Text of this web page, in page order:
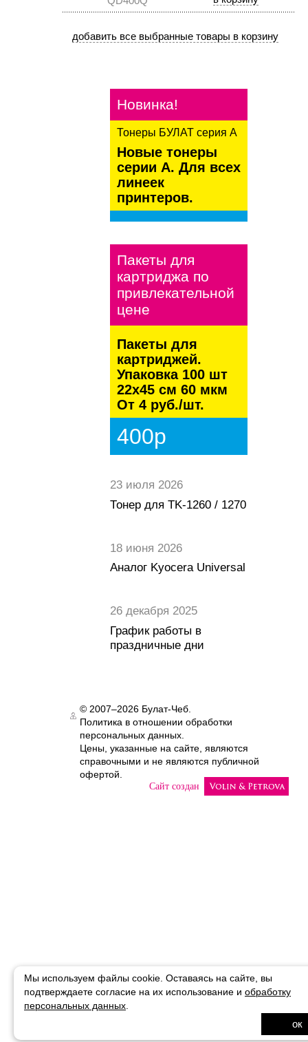
kaspersky
Новинка!
Тонеры БУЛАТ серия А
Новые тонеры
серии А. Для всех
линеек
принтеров.
Пакеты для
картриджа по
привлекательной
цене
Пакеты для
картриджей.
Упаковка 100 шт
22х45 см 60 мкм
От 4 руб./шт.
400р
23 июля 2026
Тонер для TK-1260 / 1270
18 июня 2026
Аналог Kyocera Universal
26 декабря 2025
График работы в
праздничные дни
Сайт создан
© 2007–2026 Булат-Чеб.
Политика в отношении обработки
персональных данных.
Цены, указанные на сайте, являются
справочными и не являются публичной
офертой.
Authorization
Мы используем файлы cookie. Оставаясь на сайте, вы
подтверждаете согласие на их использование и обработку
персональных данных
ок